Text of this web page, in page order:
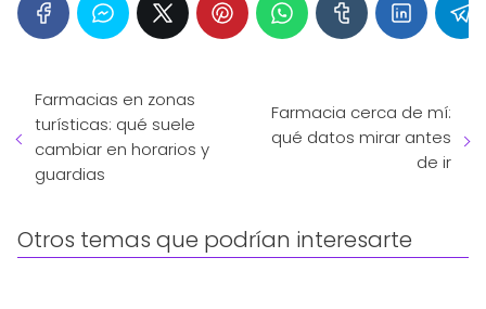
Farmacias en zonas
turísticas: qué suele
cambiar en horarios y
guardias
Farmacia cerca de mí:
qué datos mirar antes
de ir
Otros temas que podrían interesarte